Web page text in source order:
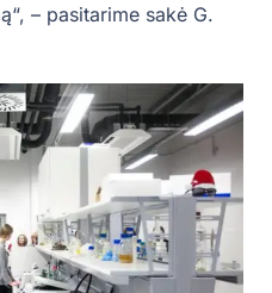
– pasitarime sakė G.